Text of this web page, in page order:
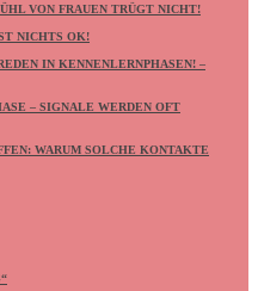
VON FRAUEN TRÜGT NICHT!
NICHTS OK!
IN KENNENLERNPHASEN! –
– SIGNALE WERDEN OFT
WARUM SOLCHE KONTAKTE